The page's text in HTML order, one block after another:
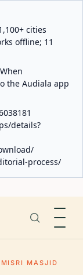
cities
offline; 11
the Audiala app
details?
process/
MISRI MASJID